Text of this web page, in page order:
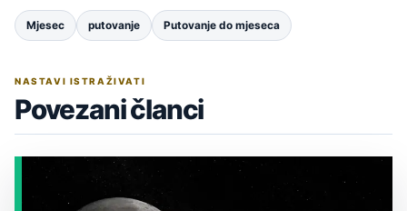
Mjesec putovanje Putovanje do mjeseca
NASTAVI ISTRAŽIVATI
Povezani članci